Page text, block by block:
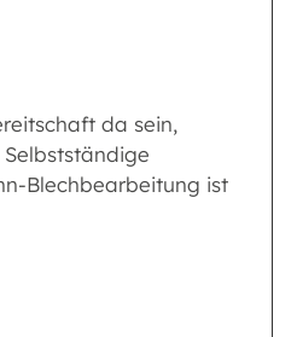
da sein,
Blechbearbeitung ist